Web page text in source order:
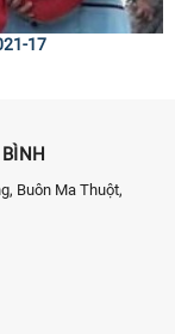
17
Buôn Ma Thuột,